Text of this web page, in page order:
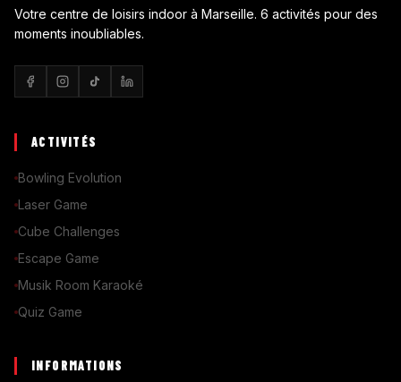
Votre centre de loisirs indoor à Marseille. 6 activités pour des
moments inoubliables.
ACTIVITÉS
Bowling Evolution
Laser Game
Cube Challenges
Escape Game
Musik Room Karaoké
Quiz Game
INFORMATIONS